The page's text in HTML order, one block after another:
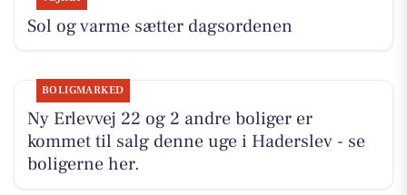
Sol og varme sætter dagsordenen
BOLIGMARKED
Ny Erlevvej 22 og 2 andre boliger er
kommet til salg denne uge i Haderslev - se
boligerne her.